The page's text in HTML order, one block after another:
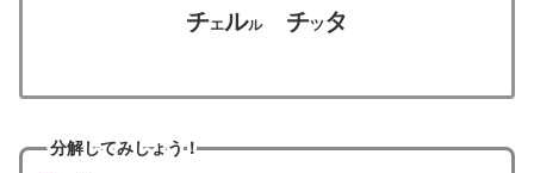
チエルルチツタ
分解してみしょう！